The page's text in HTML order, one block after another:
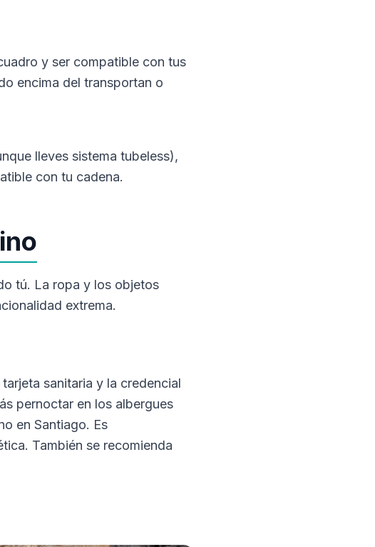
y ser compatible con tus
encima del transportan o
lleves sistema tubeless),
con tu cadena.
tú. La ropa y los objetos
extrema.
sanitaria y la credencial
pernoctar en los albergues
en Santiago. Es
También se recomienda